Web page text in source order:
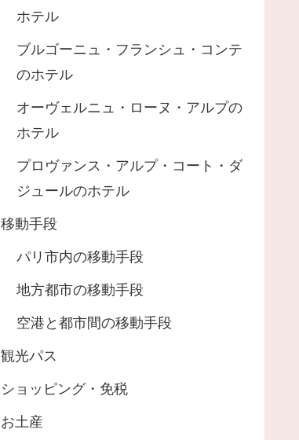
ホテル
ブルゴーニュ・フランシュ・コンテ
のホテル
オーヴェルニュ・ローヌ・アルプの
ホテル
プロヴァンス・アルプ・コート・ダ
ジュールのホテル
移動手段
パリ市内の移動手段
地方都市の移動手段
空港と都市間の移動手段
観光パス
ショッピング・免税
お土産